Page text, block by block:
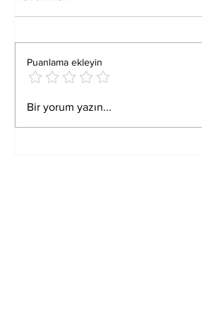
Bisiklet Turlarında
Puanlama ekleyin
Bir yorum yazın...